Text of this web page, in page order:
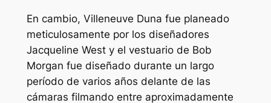
En cambio, Villeneuve Duna fue planeado
meticulosamente por los diseñadores
Jacqueline West y el vestuario de Bob
Morgan fue diseñado durante un largo
período de varios años delante de las
cámaras filmando entre aproximadamente